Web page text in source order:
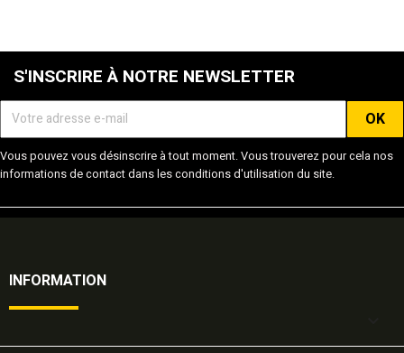
S'INSCRIRE À NOTRE NEWSLETTER
Vous pouvez vous désinscrire à tout moment. Vous trouverez pour cela nos
informations de contact dans les conditions d'utilisation du site.
INFORMATION